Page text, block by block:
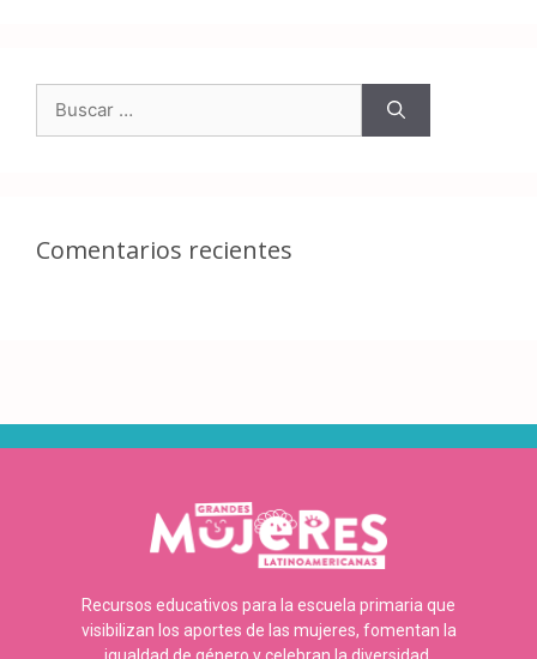
Comentarios recientes
Recursos educativos para la escuela primaria que
visibilizan los aportes de las mujeres, fomentan la
igualdad de género y celebran la diversidad.